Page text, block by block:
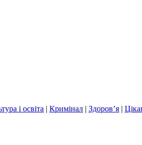
і освіта | Кримінал | Здоров’я |